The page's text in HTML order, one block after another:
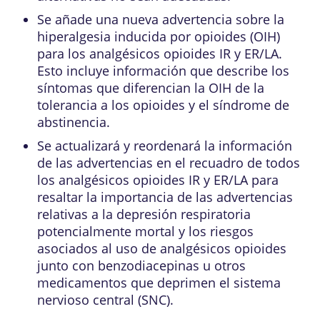
Se añade una nueva advertencia sobre la
hiperalgesia inducida por opioides (OIH)
para los analgésicos opioides IR y ER/LA.
Esto incluye información que describe los
síntomas que diferencian la OIH de la
tolerancia a los opioides y el síndrome de
abstinencia.
Se actualizará y reordenará la información
de las advertencias en el recuadro de todos
los analgésicos opioides IR y ER/LA para
resaltar la importancia de las advertencias
relativas a la depresión respiratoria
potencialmente mortal y los riesgos
asociados al uso de analgésicos opioides
junto con benzodiacepinas u otros
medicamentos que deprimen el sistema
nervioso central (SNC).